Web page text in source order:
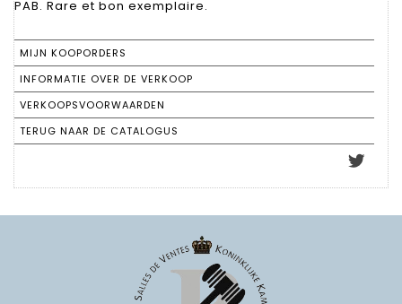
PAB. Rare et bon exemplaire.
MIJN KOOPORDERS
INFORMATIE OVER DE VERKOOP
VERKOOPSVOORWAARDEN
TERUG NAAR DE CATALOGUS